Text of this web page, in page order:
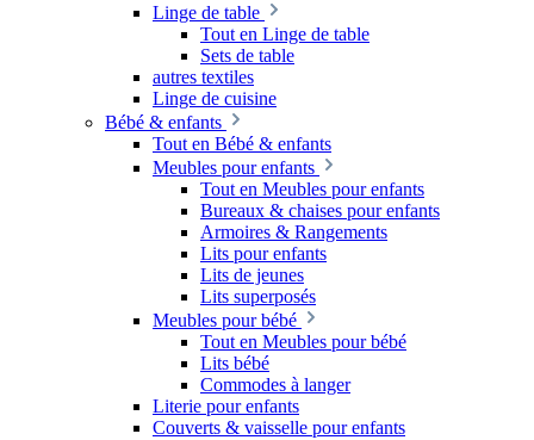
Linge de table
Tout en Linge de table
Sets de table
autres textiles
Linge de cuisine
Bébé & enfants
Tout en Bébé & enfants
Meubles pour enfants
Tout en Meubles pour enfants
Bureaux & chaises pour enfants
Armoires & Rangements
Lits pour enfants
Lits de jeunes
Lits superposés
Meubles pour bébé
Tout en Meubles pour bébé
Lits bébé
Commodes à langer
Literie pour enfants
Couverts & vaisselle pour enfants